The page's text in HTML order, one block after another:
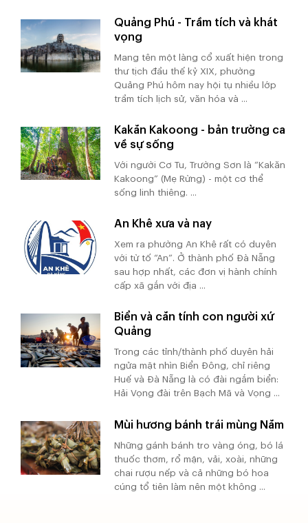
Quảng Phú - Trầm tích và khát
vọng
Mang tên một làng cổ xuất hiện trong
thư tịch đầu thế kỷ XIX, phường
Quảng Phú hôm nay hội tụ nhiều lớp
trầm tích lịch sử, văn hóa và ...
Kakăn Kakoong - bản trường ca
về sự sống
Với người Cơ Tu, Trường Sơn là “Kakăn
Kakoong” (Mẹ Rừng) - một cơ thể
sống linh thiêng. ...
An Khê xưa và nay
Xem ra phường An Khê rất có duyên
với từ tố “An”. Ở thành phố Đà Nẵng
sau hợp nhất, các đơn vị hành chính
cấp xã gắn với địa ...
Biển và căn tính con người xứ
Quảng
Trong các tỉnh/thành phố duyên hải
ngửa mặt nhìn Biển Đông, chỉ riêng
Huế và Đà Nẵng là có đài ngắm biển:
Hải Vọng đài trên Bạch Mã và Vọng ...
Mùi hương bánh trái mùng Năm
Những gánh bánh tro vàng óng, bó lá
thuốc thơm, rổ mận, vải, xoài, những
chai rượu nếp và cả những bó hoa
cúng tổ tiên làm nên một không ...